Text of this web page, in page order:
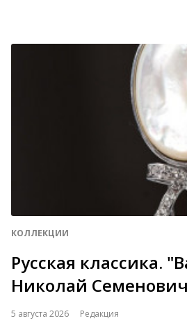
КОЛЛЕКЦИИ
Русская классика.
Николай
5 августа 2026 Редакция